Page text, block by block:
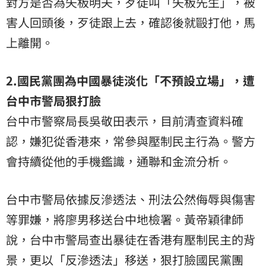
害人回頭後，歹徒跟上去，確認後就毆打他，馬
上離開。
2.國民黨團為中國暴徒淡化「不預設立場」，遭
台中市警局狠打臉
台中市警察局長吳敬田表示，目前清查資料確
認，嫌犯從香港來，常參與壓制民主行為。警方
會持續從他的手機鑑識，通聯和金流分析。
台中市警局依據反滲透法、刑法公然侮辱與傷害
等罪嫌，將廖男移送台中地檢署。黃帝穎律師
說，台中市警局查出暴徒在香港有壓制民主的背
景，更以「反滲透法」移送，狠打臉國民黨團